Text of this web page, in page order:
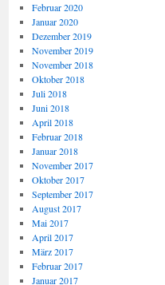
Februar 2020
Januar 2020
Dezember 2019
November 2019
November 2018
Oktober 2018
Juli 2018
Juni 2018
April 2018
Februar 2018
Januar 2018
November 2017
Oktober 2017
September 2017
August 2017
Mai 2017
April 2017
März 2017
Februar 2017
Januar 2017